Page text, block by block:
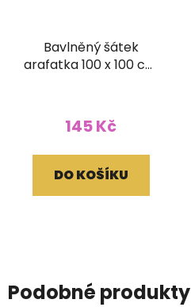
Bavlněný šátek
arafatka 100 x 100 cm
145 Kč
DO KOŠÍKU
Podobné produkty